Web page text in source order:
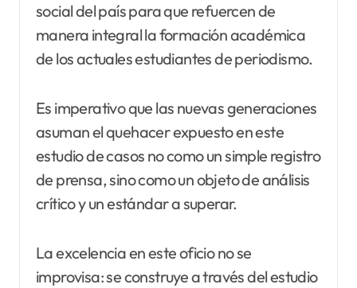
social del país para que refuercen de
manera integral la formación académica
de los actuales estudiantes de periodismo.
Es imperativo que las nuevas generaciones
asuman el quehacer expuesto en este
estudio de casos no como un simple registro
de prensa, sino como un objeto de análisis
crítico y un estándar a superar.
La excelencia en este oficio no se
improvisa: se construye a través del estudio